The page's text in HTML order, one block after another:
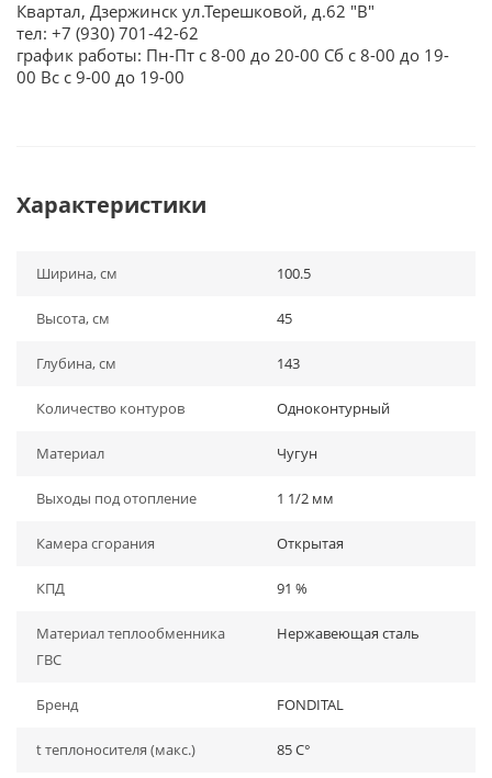
Квартал, Дзержинск ул.Терешковой, д.62 "В"
тел: +7 (930) 701-42-62
график работы: Пн-Пт с 8-00 до 20-00 Сб с 8-00 до 19-
00 Вс с 9-00 до 19-00
Характеристики
Ширина, см 100.5
Высота, см 45
Глубина, см 143
Количество контуров Одноконтурный
Материал Чугун
Выходы под отопление 1 1/2 мм
Камера сгорания Открытая
КПД 91 %
Материал теплообменника
ГВС
Нержавеющая сталь
Бренд FONDITAL
t теплоносителя (макс.) 85 C°